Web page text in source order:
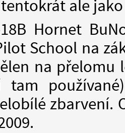
ale
Hornet
School na
na přelomu
tam
zbarvení.